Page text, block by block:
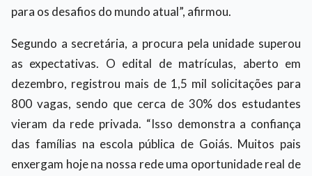
para os desafios do mundo atual”, afirmou.
Segundo a secretária, a procura pela unidade superou
as expectativas. O edital de matrículas, aberto em
dezembro, registrou mais de 1,5 mil solicitações para
800 vagas, sendo que cerca de 30% dos estudantes
vieram da rede privada. “Isso demonstra a confiança
das famílias na escola pública de Goiás. Muitos pais
enxergam hoje na nossa rede uma oportunidade real de